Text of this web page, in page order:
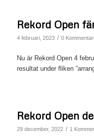
Rekord Open
4 februari, 2023 / 0
Nu är Rekord Open 4
resultat under fliken
Rekord Open
29 december, 2022 / 1